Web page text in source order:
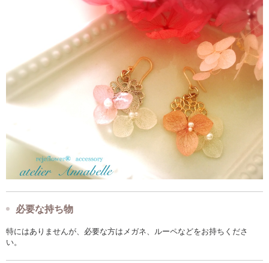
必要な持ち物
特にはありませんが、必要な方はメガネ、ルーペなどをお持ちくださ
い。